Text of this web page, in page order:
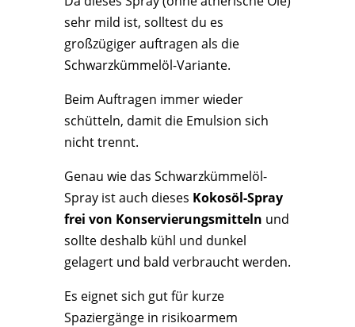
sehr mild ist, solltest du es
großzügiger auftragen als die
Schwarzkümmelöl-Variante.
Beim Auftragen immer wieder
schütteln, damit die Emulsion sich
nicht trennt.
Genau wie das Schwarzkümmelöl-
Spray ist auch dieses Kokosöl-Spray
frei von Konservierungsmitteln und
sollte deshalb kühl und dunkel
gelagert und bald verbraucht werden.
Es eignet sich gut für kurze
Spaziergänge in risikoarmem